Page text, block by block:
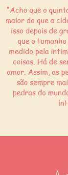
“Acho que o
maior do que a
isso depois de
que o
medido pela
coisas. Há de
amor. Assim, as
são sempre
pedras do